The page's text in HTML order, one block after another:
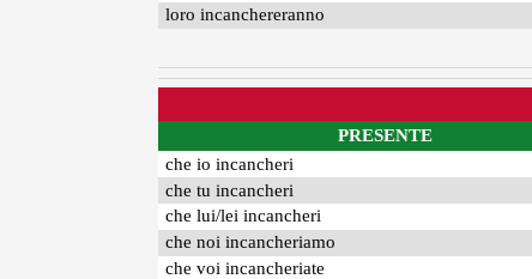
loro incanchereranno
PRESENTE
che io incancheri
che tu incancheri
che lui/lei incancheri
che noi incancheriamo
che voi incancheriate